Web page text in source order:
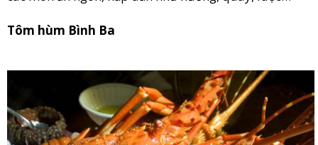
Tôm hùm Bình Ba